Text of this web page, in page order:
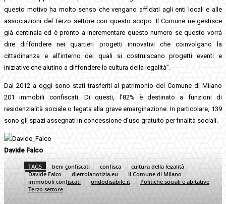
questo motivo ha molto senso che vengano affidati agli enti locali e alle
associazioni del Terzo settore con questo scopo. Il Comune ne gestisce
già centinaia ed è pronto a incrementare questo numero se questo vorrà
dire diffondere nei quartieri progetti innovativi che coinvolgano la
cittadinanza e all’interno dei quali si costruiscano progetti eventi e
iniziative che aiutino a diffondere la cultura della legalità”.
Dal 2012 a oggi sono stati trasferiti al patrimonio del Comune di Milano
201 immobili confiscati. Di questi, l’82% è destinato a funzioni di
residenzialità sociale o legata alla grave emarginazione. In particolare, 139
sono gli spazi assegnati in concessione d’uso gratuito per finalità sociali.
Davide Falco
TAGS beni confiscati confisca
cultura della legalità
Davide Falco
dietrolanotizia.eu
il Comune di Milano
immoboli confiscati
ondodisabile.it
Politiche sociali e abitative
Terzo settore